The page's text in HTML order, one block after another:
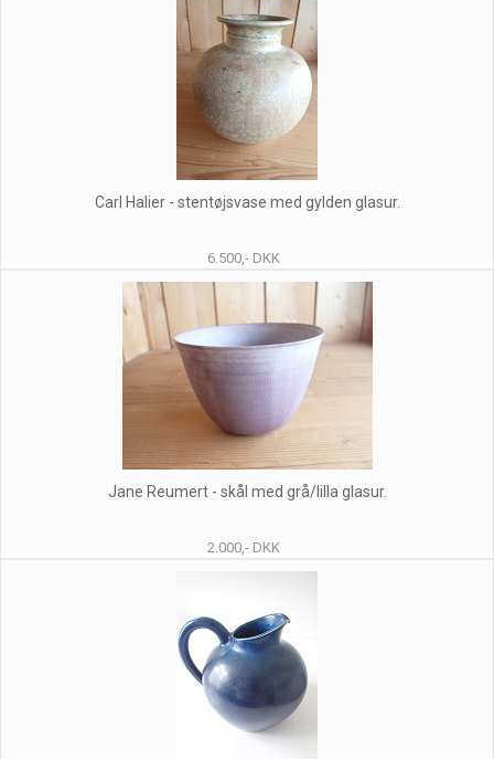
Carl Halier - stentøjsvase med gylden glasur.
6.500,- DKK
Jane Reumert - skål med grå/lilla glasur.
2.000,- DKK